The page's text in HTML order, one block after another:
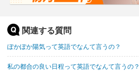
関連する質問
ぽかぽか陽気って英語でなんて言うの？
私の都合の良い日程って英語でなんて言うの？